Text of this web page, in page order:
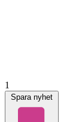
1
Spara nyhet